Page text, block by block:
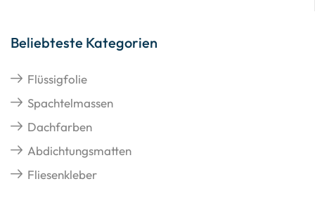
Beliebteste Kategorien
Flüssigfolie
Spachtelmassen
Dachfarben
Abdichtungsmatten
Fliesenkleber